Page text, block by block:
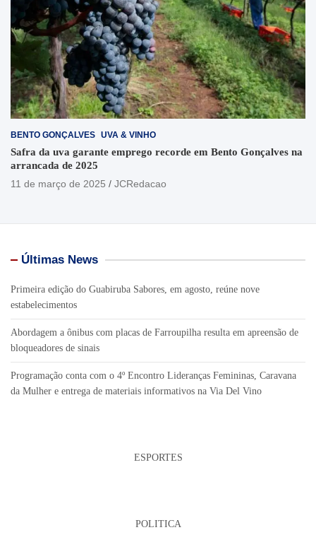
BENTO GONÇALVES UVA & VINHO
Safra da uva garante emprego recorde em Bento Gonçalves na
arrancada de 2025
11 de março de 2025
JCRedacao
Últimas News
Primeira edição do Guabiruba Sabores, em agosto, reúne nove
estabelecimentos
Abordagem a ônibus com placas de Farroupilha resulta em apreensão de
bloqueadores de sinais
Programação conta com o 4º Encontro Lideranças Femininas, Caravana
da Mulher e entrega de materiais informativos na Via Del Vino
ESPORTES
POLITICA